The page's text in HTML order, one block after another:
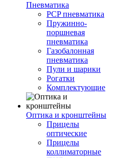
Пневматика
PCP пневматика
Пружинно-
поршневая
пневматика
Газобалонная
пневматика
Пули и шарики
Рогатки
Комплектующие
Оптика и кронштейны
Прицелы
оптические
Прицелы
коллиматорные